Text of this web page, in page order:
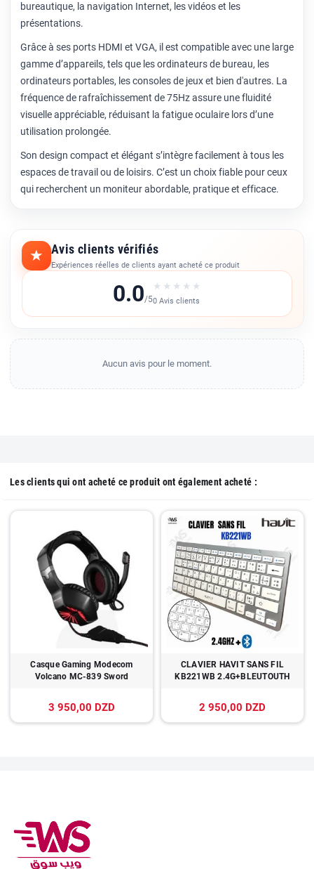
bureautique, la navigation Internet, les vidéos et les
présentations.
Grâce à ses ports HDMI et VGA, il est compatible avec une large
gamme d’appareils, tels que les ordinateurs de bureau, les
ordinateurs portables, les consoles de jeux et bien d'autres. La
fréquence de rafraîchissement de 75Hz assure une fluidité
visuelle appréciable, réduisant la fatigue oculaire lors d’une
utilisation prolongée.
Son design compact et élégant s’intègre facilement à tous les
espaces de travail ou de loisirs. C’est un choix fiable pour ceux
qui recherchent un moniteur abordable, pratique et efficace.
★ Avis clients vérifiés
Expériences réelles de clients ayant acheté ce produit
0.0/5
★ ★ ★ ★ ★
0 Avis clients
Aucun avis pour le moment.
Les clients qui ont acheté ce produit ont également acheté :
Casque Gaming Modecom
Volcano MC-839 Sword
3 950,00 DZD
CLAVIER HAVIT SANS FIL
KB221WB 2.4G+BLEUTOUTH
2 950,00 DZD